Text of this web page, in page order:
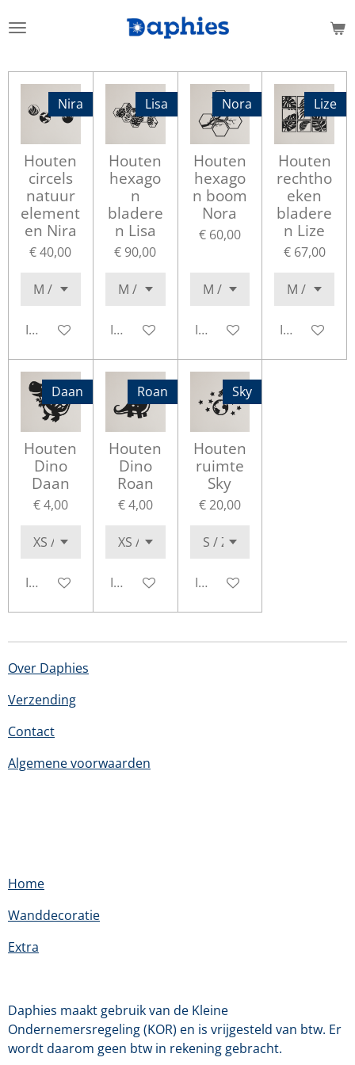
direct
de
hoofdinhoud
Nira
Houten
circels
natuur
element
en Nira
€ 40,00
In winkelwagen
Lisa
Houten
hexago
n
bladere
n Lisa
€ 90,00
In winkelwagen
Nora
Houten
hexago
n boom
Nora
€ 60,00
In winkelwagen
Lize
Houten
rechtho
eken
bladere
n Lize
€ 67,00
In
Daan
Houten
Dino
Daan
€ 4,00
In winkelwagen
Roan
Houten
Dino
Roan
€ 4,00
In winkelwagen
Sky
Houten
ruimte
Sky
€ 20,00
In winkelwagen
Over Daphies
Verzending
Contact
Algemene voorwaarden
Home
Wanddecoratie
Extra
Daphies maakt gebruik van de Kleine
Ondernemersregeling (KOR) en is vrijgesteld van btw. Er
wordt daarom geen btw in rekening gebracht.